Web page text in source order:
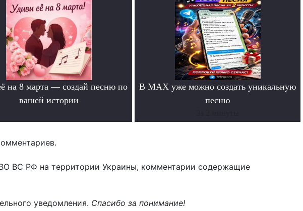
на 8 марта — создай песню по
вашей истории
В MAX уже можно создать уникальную
песню
ВС РФ на территории Украины, комментарии содержащие
уведомления. Спасибо за понимание!